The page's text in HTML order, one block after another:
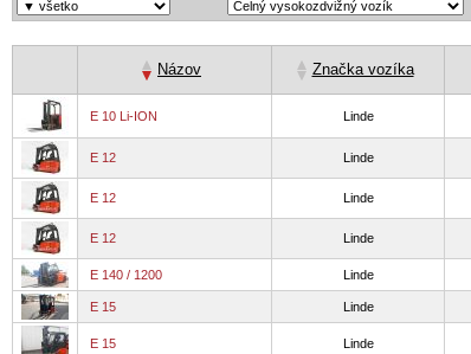
E 10 Li-ION Linde
E 12 Linde
E 12 Linde
E 12 Linde
E 140 / 1200 Linde
E 15 Linde
E 15 Linde